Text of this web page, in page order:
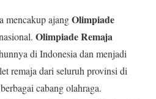
mencakup ajangOlimpiade
Olimpiade Remaja
di Indonesia dan menjadi
remaja dari seluruh provinsi di
cabang olahraga.